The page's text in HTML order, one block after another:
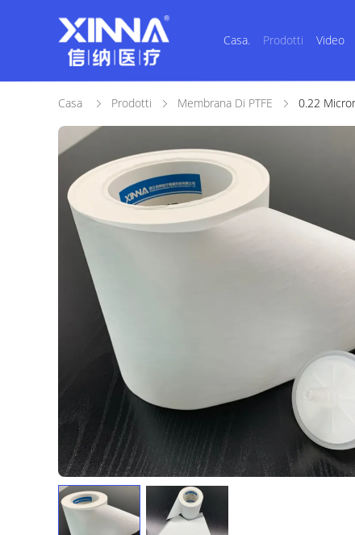
Casa. Prodotti Video
Casa Prodotti Membrana Di PTFE 0.22